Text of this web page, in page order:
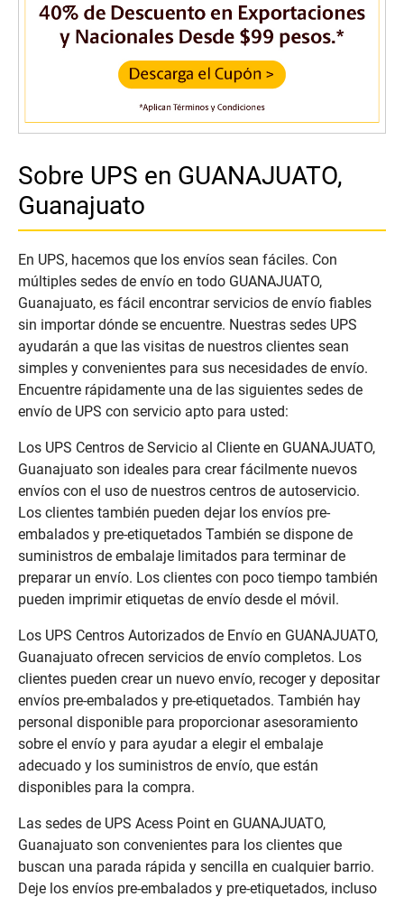
Sobre UPS en GUANAJUATO,
Guanajuato
En UPS, hacemos que los envíos sean fáciles. Con
múltiples sedes de envío en todo GUANAJUATO,
Guanajuato, es fácil encontrar servicios de envío fiables
sin importar dónde se encuentre. Nuestras sedes UPS
ayudarán a que las visitas de nuestros clientes sean
simples y convenientes para sus necesidades de envío.
Encuentre rápidamente una de las siguientes sedes de
envío de UPS con servicio apto para usted:
Los UPS Centros de Servicio al Cliente en GUANAJUATO,
Guanajuato son ideales para crear fácilmente nuevos
envíos con el uso de nuestros centros de autoservicio.
Los clientes también pueden dejar los envíos pre-
embalados y pre-etiquetados También se dispone de
suministros de embalaje limitados para terminar de
preparar un envío. Los clientes con poco tiempo también
pueden imprimir etiquetas de envío desde el móvil.
Los UPS Centros Autorizados de Envío en GUANAJUATO,
Guanajuato ofrecen servicios de envío completos. Los
clientes pueden crear un nuevo envío, recoger y depositar
envíos pre-embalados y pre-etiquetados. También hay
personal disponible para proporcionar asesoramiento
sobre el envío y para ayudar a elegir el embalaje
adecuado y los suministros de envío, que están
disponibles para la compra.
Las sedes de UPS Acess Point en GUANAJUATO,
Guanajuato son convenientes para los clientes que
buscan una parada rápida y sencilla en cualquier barrio.
Deje los envíos pre-embalados y pre-etiquetados, incluso